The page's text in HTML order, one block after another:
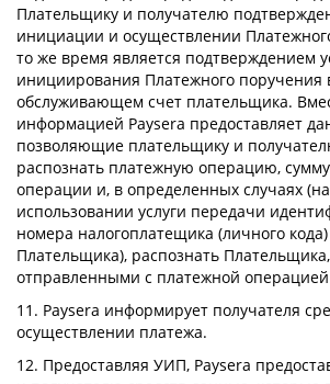
Плательщику и получателю
инициации и осуществлении
то же время является подтверждением
инициирования Платежного
обслуживающем счет плательщика.
информацией Paysera предоставляет
позволяющие плательщику и
распознать платежную операцию,
операции и, в определенных случаях
использовании услуги передачи
номера налогоплатещика (личного кода)
Плательщика), распознать
отправленными с платежной
11. Paysera информирует получателя
осуществлении платежа.
12. Предоставляя УИП, Paysera